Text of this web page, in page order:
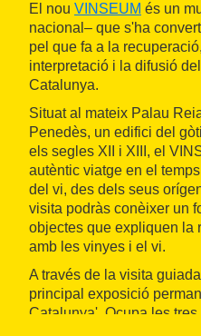
El nou VINSEUM és un
nacional– que s'ha
pel que fa a la
interpretació i la difusió
Catalunya.
Situat al mateix Palau
Penedès, un edifici del
els segles XII i XIII, el
autèntic viatge en el
del vi, des dels seus
visita podràs conèixer un
objectes que expliquen la
amb les vinyes i el vi.
A través de la visita
principal exposició
Catalunya'. Ocupa les